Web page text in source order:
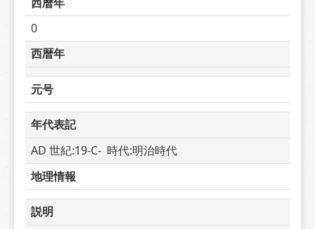
0
西暦年
元号
年代表記
AD 世紀:19-C-  時代:明治時代
地理情報
説明